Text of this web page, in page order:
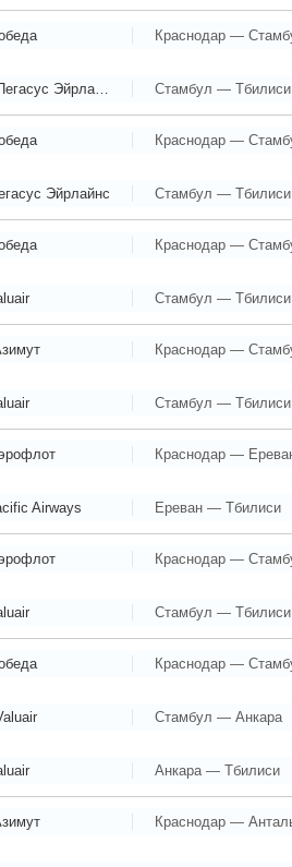
Краснодар —
Эйрлайнс Стамбул — Тбилиси
Краснодар —
Эйрлайнс Стамбул — Тбилиси
Краснодар —
Стамбул — Тбилиси
Краснодар —
Стамбул — Тбилиси
Краснодар —
Airways Ереван — Тбилиси
Краснодар —
Стамбул — Тбилиси
Краснодар —
Стамбул — Анкара
Анкара — Тбилиси
Краснодар —